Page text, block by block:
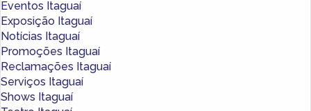
Eventos Itaguaí
Exposição Itaguaí
Notícias Itaguaí
Promoções Itaguaí
Reclamações Itaguaí
Serviços Itaguaí
Shows Itaguaí